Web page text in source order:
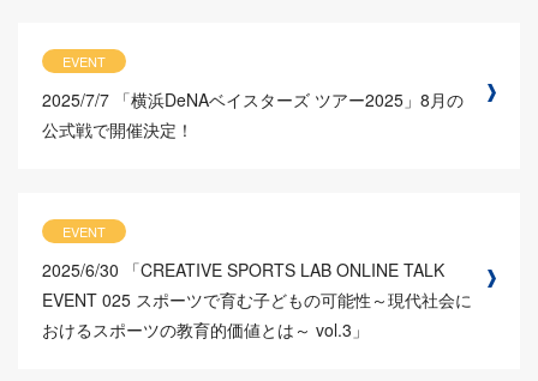
EVENT
2025/7/7 「横浜DeNAベイスターズ ツアー2025」8月の
公式戦で開催決定！
EVENT
2025/6/30
「CREATIVE SPORTS LAB ONLINE TALK
EVENT 025 スポーツで育む子どもの可能性～現代社会に
おけるスポーツの教育的価値とは～ vol.3」